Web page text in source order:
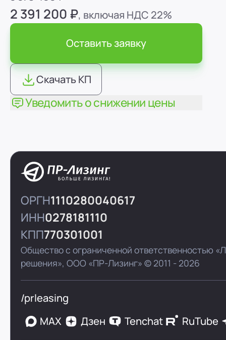
2 391 200 ₽, включая НДС 22%
Оставить заявку
Скачать КП
Уведомить о снижении цены
ОРГН1110280040617
ИНН0278181110
КПП770301001
Общество с ограниченной ответственностью
решения»,ООО «ПР-Лизинг» © 2011 - 2026
/prleasing
MAX
Дзен Tenchat RuTube